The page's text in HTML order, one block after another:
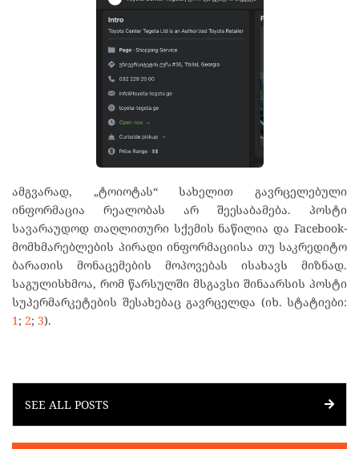
ამგვარად, „ტოიოტას“ სახელით გავრცელებული
ინფორმაცია რეალობას არ შეესაბამება. პოსტი
სავარაუდოდ თაღლითური სქემის ნაწილია და Facebook-
მომხმარებლების პირადი ინფორმაციისა თუ საკრედიტო
ბარათის მონაცემების მოპოვებას ისახავს მიზნად.
საგულისხმოა, რომ წარსულში მსგავსი შინაარსის პოსტი
სუპერმარკეტების შესახებაც გავრცელდა (იხ. სტატიები:
1; 2; 3).
SEE ALL POSTS